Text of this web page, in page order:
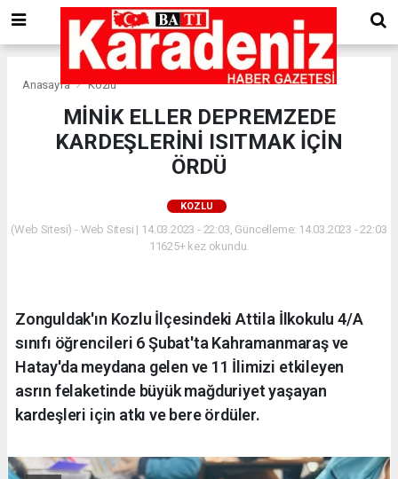
Anasayfa Kozlu
MİNİK ELLER DEPREMZEDE
KARDEŞLERİNİ ISITMAK İÇİN
ÖRDÜ
KOZLU
(Web Sitesi) - Web Sitesi | 14.03.2023 - 22:03, Güncelleme: 14.03.2023 - 22:03
11625+ kez okundu.
Zonguldak'ın Kozlu İlçesindeki Attila İlkokulu 4/A
sınıfı öğrencileri 6 Şubat'ta Kahramanmaraş ve
Hatay'da meydana gelen ve 11 İlimizi etkileyen
asrın felaketinde büyük mağduriyet yaşayan
kardeşleri için atkı ve bere ördüler.